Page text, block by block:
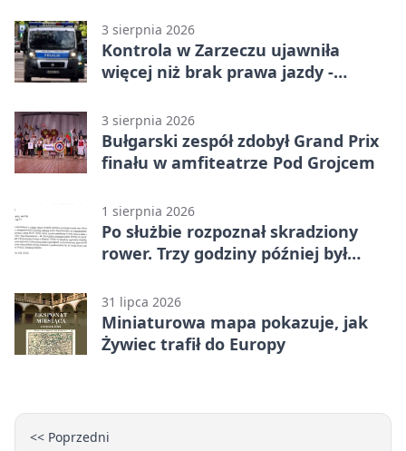
3 sierpnia 2026
Kontrola w Zarzeczu ujawniła
więcej niż brak prawa jazdy -
3 sierpnia 2026
Bułgarski zespół zdobył Grand Prix
finału w amfiteatrze Pod Grojcem
1 sierpnia 2026
Po służbie rozpoznał skradziony
rower. Trzy godziny później był
31 lipca 2026
Miniaturowa mapa pokazuje, jak
Żywiec trafił do Europy
<< Poprzedni